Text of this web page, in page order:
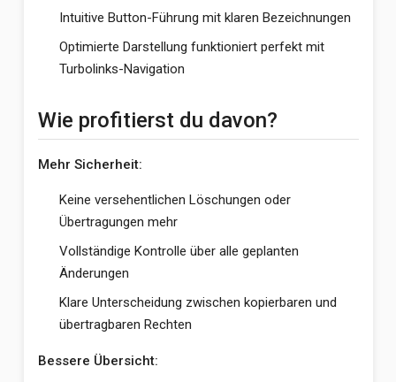
Intuitive Button-Führung mit klaren Bezeichnungen
Optimierte Darstellung funktioniert perfekt mit
Turbolinks-Navigation
Wie profitierst du davon?
Mehr Sicherheit:
Keine versehentlichen Löschungen oder
Übertragungen mehr
Vollständige Kontrolle über alle geplanten
Änderungen
Klare Unterscheidung zwischen kopierbaren und
übertragbaren Rechten
Bessere Übersicht: